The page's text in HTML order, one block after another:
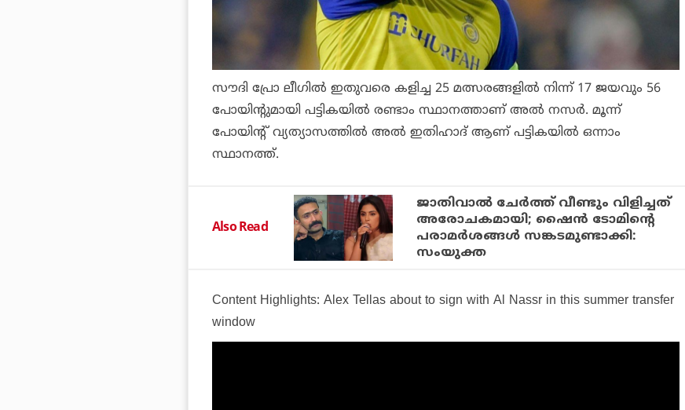
സൗദി പ്രോ ലീഗില്‍ ഇതുവരെ കളിച്ച 25 മത്സരങ്ങളില്‍ നിന്ന് 17 ജയവും 56
പോയിന്റുമായി പട്ടികയില്‍ രണ്ടാം സ്ഥാനത്താണ് അല്‍ നസര്‍. മൂന്ന്
പോയിന്റ് വ്യത്യാസത്തില്‍ അല്‍ ഇതിഹാദ് ആണ് പട്ടികയില്‍ ഒന്നാം
സ്ഥാനത്ത്.
Also Read
ജാതിവാല്‍ ചേര്‍ത്ത് വീണ്ടും വിളിച്ചത്
അരോചകമായി; ഷൈന്‍ ടോമിന്റെ
പരാമര്‍ശങ്ങള്‍ സങ്കടമുണ്ടാക്കി:
സംയുക്ത
Content Highlights: Alex Tellas about to sign with Al Nassr in this summer transfer
window